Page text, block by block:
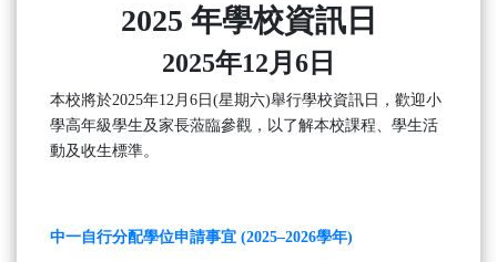
2025 年學校資訊日
2025年12月 6 日
本校將於2025年12月6日(星期六)舉行學校資訊日，歡迎小
學高年級學生及家長蒞臨參觀，以了解本校課程、學生活
動及收生標準。
中一自行分配學位申請事宜 (2025–2026學年)